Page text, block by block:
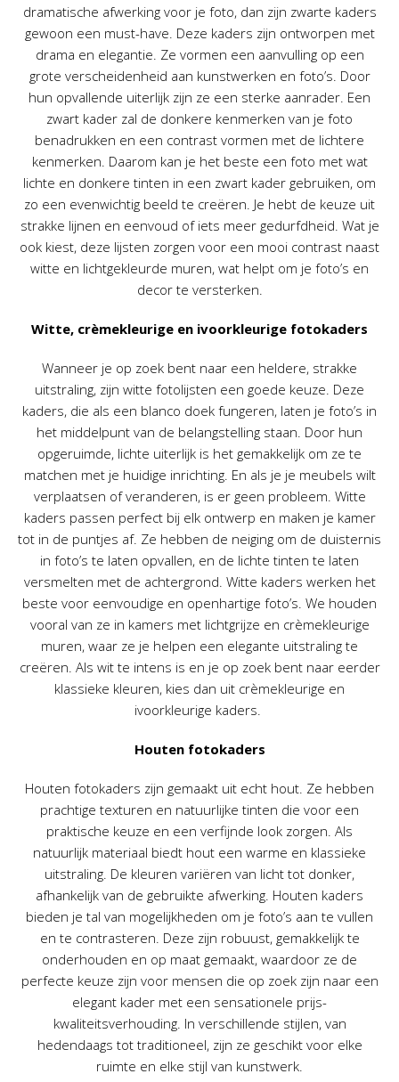
dramatische afwerking voor je foto, dan zijn zwarte kaders
gewoon een must-have. Deze kaders zijn ontworpen met
drama en elegantie. Ze vormen een aanvulling op een
grote verscheidenheid aan kunstwerken en foto’s. Door
hun opvallende uiterlijk zijn ze een sterke aanrader. Een
zwart kader zal de donkere kenmerken van je foto
benadrukken en een contrast vormen met de lichtere
kenmerken. Daarom kan je het beste een foto met wat
lichte en donkere tinten in een zwart kader gebruiken, om
zo een evenwichtig beeld te creëren. Je hebt de keuze uit
strakke lijnen en eenvoud of iets meer gedurfdheid. Wat je
ook kiest, deze lijsten zorgen voor een mooi contrast naast
witte en lichtgekleurde muren, wat helpt om je foto’s en
decor te versterken.
Witte, crèmekleurige en ivoorkleurige fotokaders
Wanneer je op zoek bent naar een heldere, strakke
uitstraling, zijn witte fotolijsten een goede keuze. Deze
kaders, die als een blanco doek fungeren, laten je foto’s in
het middelpunt van de belangstelling staan. Door hun
opgeruimde, lichte uiterlijk is het gemakkelijk om ze te
matchen met je huidige inrichting. En als je je meubels wilt
verplaatsen of veranderen, is er geen probleem. Witte
kaders passen perfect bij elk ontwerp en maken je kamer
tot in de puntjes af. Ze hebben de neiging om de duisternis
in foto’s te laten opvallen, en de lichte tinten te laten
versmelten met de achtergrond. Witte kaders werken het
beste voor eenvoudige en openhartige foto’s. We houden
vooral van ze in kamers met lichtgrijze en crèmekleurige
muren, waar ze je helpen een elegante uitstraling te
creëren. Als wit te intens is en je op zoek bent naar eerder
klassieke kleuren, kies dan uit crèmekleurige en
ivoorkleurige kaders.
Houten fotokaders
Houten fotokaders zijn gemaakt uit echt hout. Ze hebben
prachtige texturen en natuurlijke tinten die voor een
praktische keuze en een verfijnde look zorgen. Als
natuurlijk materiaal biedt hout een warme en klassieke
uitstraling. De kleuren variëren van licht tot donker,
afhankelijk van de gebruikte afwerking. Houten kaders
bieden je tal van mogelijkheden om je foto’s aan te vullen
en te contrasteren. Deze zijn robuust, gemakkelijk te
onderhouden en op maat gemaakt, waardoor ze de
perfecte keuze zijn voor mensen die op zoek zijn naar een
elegant kader met een sensationele prijs-
kwaliteitsverhouding. In verschillende stijlen, van
hedendaags tot traditioneel, zijn ze geschikt voor elke
ruimte en elke stijl van kunstwerk.